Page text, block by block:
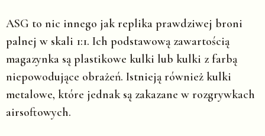
ASG to nic innego jak replika prawdziwej broni
palnej w skali 1:1. Ich podstawową zawartością
magazynka są plastikowe kulki lub kulki z farbą
niepowodujące obrażeń. Istnieją również kulki
metalowe, które jednak są zakazane w rozgrywkach
airsoftowych.